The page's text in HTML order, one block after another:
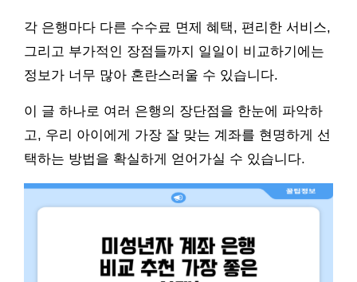
각 은행마다 다른 수수료 면제 혜택, 편리한 서비스,
그리고 부가적인 장점들까지 일일이 비교하기에는
정보가 너무 많아 혼란스러울 수 있습니다.
이 글 하나로 여러 은행의 장단점을 한눈에 파악하
고, 우리 아이에게 가장 잘 맞는 계좌를 현명하게 선
택하는 방법을 확실하게 얻어가실 수 있습니다.